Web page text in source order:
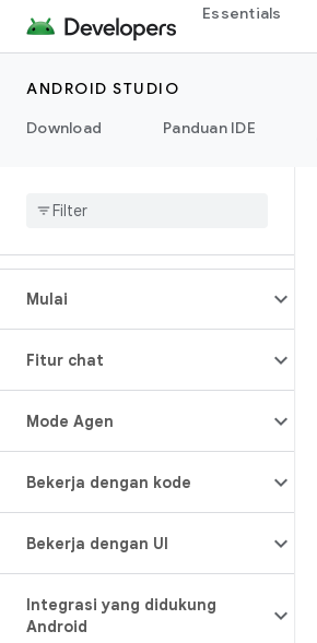
Essentials
ANDROID STUDIO
Download
Panduan IDE
Mulai
Fitur chat
Mode Agen
Bekerja dengan kode
Bekerja dengan UI
Integrasi yang didukung
Android